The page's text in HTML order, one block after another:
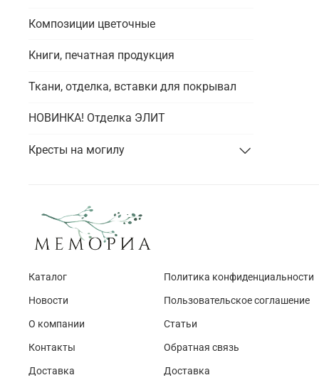
Композиции цветочные
Книги, печатная продукция
Ткани, отделка, вставки для покрывал
НОВИНКА! Отделка ЭЛИТ
Кресты на могилу
Каталог
Новости
О компании
Контакты
Доставка
Политика конфиденциальности
Пользовательское соглашение
Статьи
Обратная связь
Доставка